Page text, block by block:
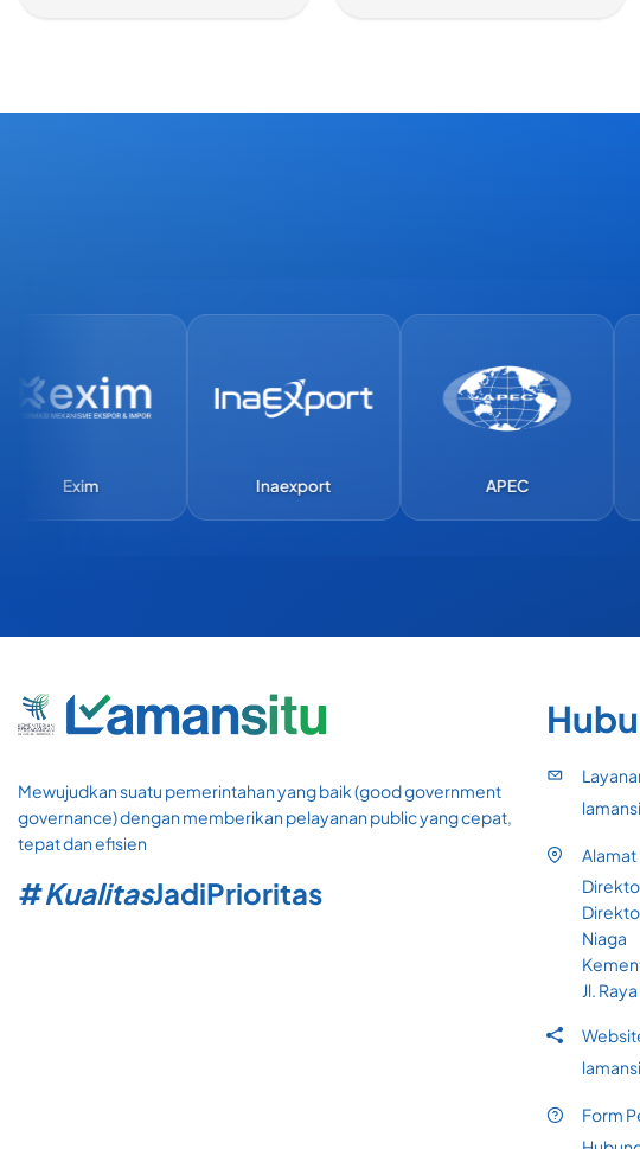
Exim Inaexport APEC
Mewujudkan suatu pemerintahan yang baik (good government
governance) dengan memberikan pelayanan public yang cepat,
tepat dan efisien
#KualitasJadiPrioritas
Alamat
Niaga
Jl.
Form